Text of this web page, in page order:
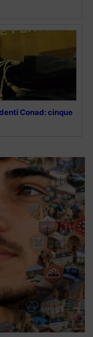
Conad: cinque